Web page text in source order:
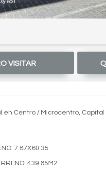
VISITAR
en Centro / Microcentro, Capital
7.87X60.35
439.65M2